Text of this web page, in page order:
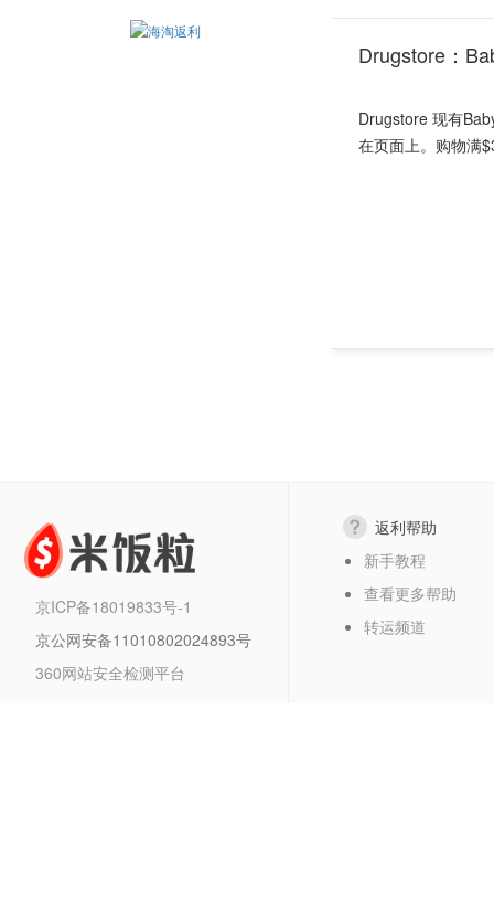
Drugstore：
Drugstore 现有
在页面上。购物满
京ICP备18019833号-1
京公网安备11010802024893号
360网站安全检测平台
返利帮助
新手教程
查看更多帮助
转运频道